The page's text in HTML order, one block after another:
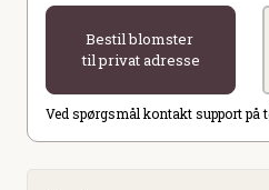
Bestil blomster
til privat adresse
Ved spørgsmål kontakt support på